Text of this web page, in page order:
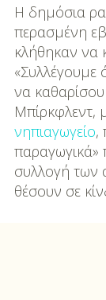
Βαπτίσεις
Σπίτι
Παιδικό
Deco
DIY
Διατροφή-
Η δημόσια
περασμένη
κλήθηκαν να
«Συλλέγουμε
να
Μπίρκφλεντ,
νηπιαγωγείο,
παραγωγικά»
συλλογή
θέσουν σε